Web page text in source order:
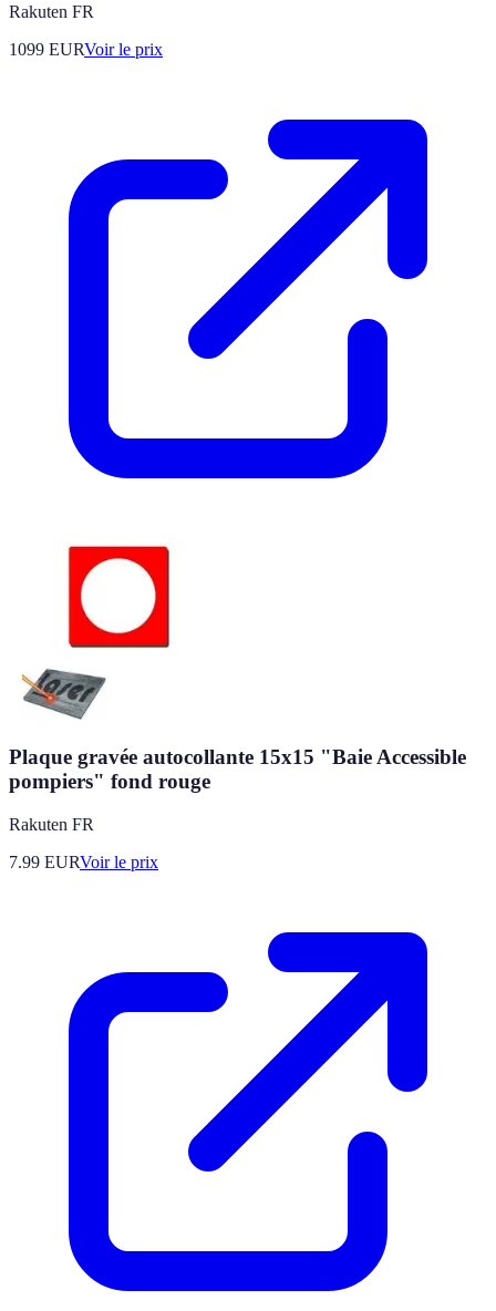
Rakuten FR
1099 EURVoir le prix
Plaque gravée autocollante 15x15 "Baie Accessible
pompiers" fond rouge
Rakuten FR
7.99 EURVoir le prix